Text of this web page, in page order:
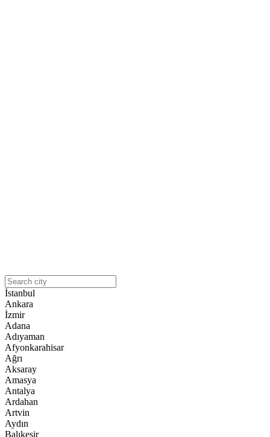
İstanbul
Ankara
İzmir
Adana
Adıyaman
Afyonkarahisar
Ağrı
Aksaray
Amasya
Antalya
Ardahan
Artvin
Aydın
Balıkesir